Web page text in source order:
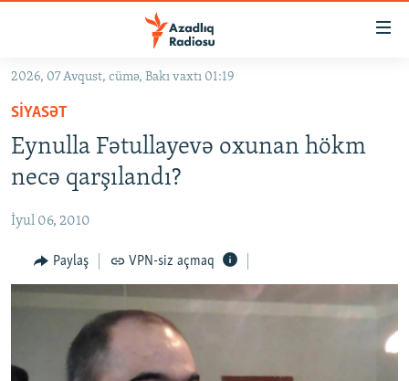
Əsas
qayıt
Əsas
naviqasiyaya
qayıt
Axtarışa
keç
GÜNDƏM
#İZAHLA
KORRUPSIOMETR
#ƏSLINDƏ
FƏRQƏ BAX
QANUNI DOĞRU
ARAŞDIRMA
MULTIMEDIA
RADIO ARXIV
2026, 07 Avqust, cümə, Bakı vaxtı 01:19
SIYASƏT
Eynulla Fətullayevə oxunan hökm
necə qarşılandı?
İyul 06, 2010
Paylaş VPN-siz açmaq